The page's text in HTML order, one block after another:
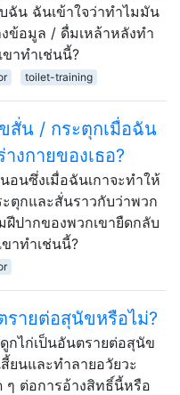
ฉัน ฉันเข้าใจว่าทำไมมัน
ข้อมูล / ดื่มเหล้าหลังทำ
ขาทำเช่นนี้?
toilet-training
สั่น / กระตุกเมื่อฉัน
งกายของเธอ?
นซึ่งเมื่อฉันเกาจะทำให้
ตุกและสั่นราวกับว่าพวก
ฝีปากของพวกเขายืดกลับ
าทำเช่นนี้?
รายต่อสุนัขหรือไม่?
กไก่เป็นอันตรายต่อสุนัข
ยนและทำลายอวัยวะ
ๆ ต่อการอ้างสิทธิ์นี้หรือ